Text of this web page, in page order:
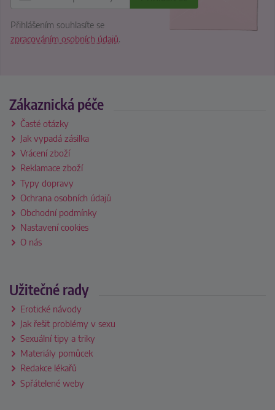
Přihlášením souhlasíte se
zpracováním osobních údajů.
Zákaznická péče
Časté otázky
Jak vypadá zásilka
Vrácení zboží
Reklamace zboží
Typy dopravy
Ochrana osobních údajů
Obchodní podmínky
Nastavení cookies
O nás
Užitečné rady
Erotické návody
Jak řešit problémy v sexu
Sexuální tipy a triky
Materiály pomůcek
Redakce lékařů
Spřátelené weby